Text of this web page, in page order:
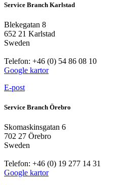
Service Branch Karlstad
Blekegatan 8
652 21 Karlstad
Sweden
Telefon: +46 (0) 54 86 08 10
Google kartor
E-post
Service Branch Örebro
Skomaskinsgatan 6
702 27 Örebro
Sweden
Telefon: +46 (0) 19 277 14 31
Google kartor